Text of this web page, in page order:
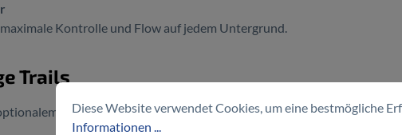
Kontrolle und Flow auf jedem Untergrund.
Trails
Range Extender
Diese Website verwendet Cookies, um eine bestmögliche
Informationen ...